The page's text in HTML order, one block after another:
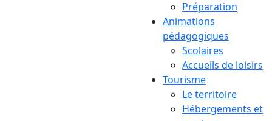
Préparation
Animations
pédagogiques
Scolaires
Accueils de loisirs
Tourisme
Le territoire
Hébergements et